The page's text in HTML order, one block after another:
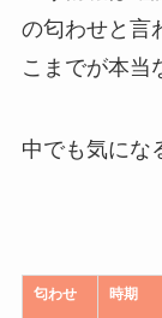
の匂わせと言
こまでが本当
中でも気にな
匂わせ 時期